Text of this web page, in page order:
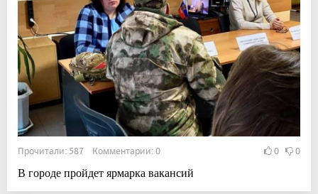
Прочитали: 587 Комментарии: 0 0 0
В городе пройдет ярмарка вакансий